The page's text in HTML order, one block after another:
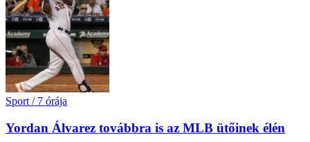
Sport / 7 órája
Yordan Álvarez továbbra is az MLB ütőinek élén